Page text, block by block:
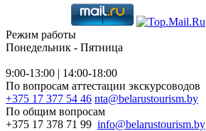
Режим работы
Понедельник - Пятница
9:00-13:00 | 14:00-18:00
По вопросам аттестации экскурсоводов
+375 17 377 54 46 nta@belarustourism.by
По общим вопросам
+375 17 378 71 99 info@belarustourism.by